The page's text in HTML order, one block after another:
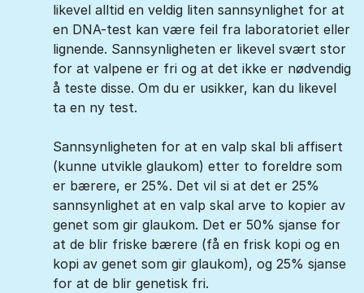
likevel alltid en veldig liten sannsynlighet for at
en DNA-test kan være feil fra laboratoriet eller
lignende. Sannsynligheten er likevel svært stor
for at valpene er fri og at det ikke er nødvendig
å teste disse. Om du er usikker, kan du likevel
ta en ny test.
Sannsynligheten for at en valp skal bli affisert
(kunne utvikle glaukom) etter to foreldre som
er bærere, er 25%. Det vil si at det er 25%
sannsynlighet at en valp skal arve to kopier av
genet som gir glaukom. Det er 50% sjanse for
at de blir friske bærere (få en frisk kopi og en
kopi av genet som gir glaukom), og 25% sjanse
for at de blir genetisk fri.